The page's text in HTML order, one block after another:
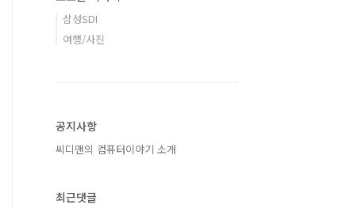
삼성SDI
여행/사진
공지사항
씨디맨의 컴퓨터이야기 소개
최근댓글